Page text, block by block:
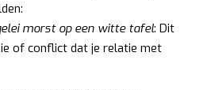
morst op een witte tafel: Dit
of conflict dat je relatie met